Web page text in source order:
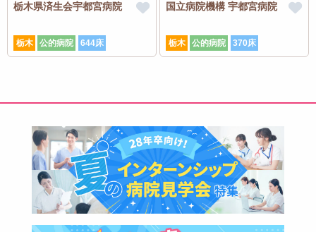
栃木県済生会宇都宮病院
栃木 公的病院 644床
国立病院機構 宇都宮病院
栃木 公的病院 370床